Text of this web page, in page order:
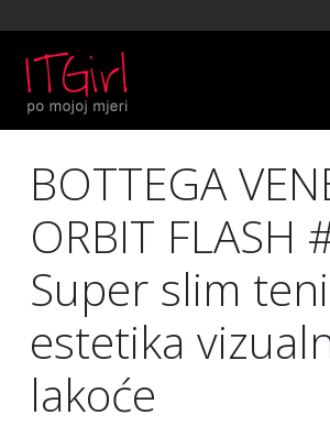
BOTTEGA
ORBIT FLASH
Super slim
estetika
lakoće